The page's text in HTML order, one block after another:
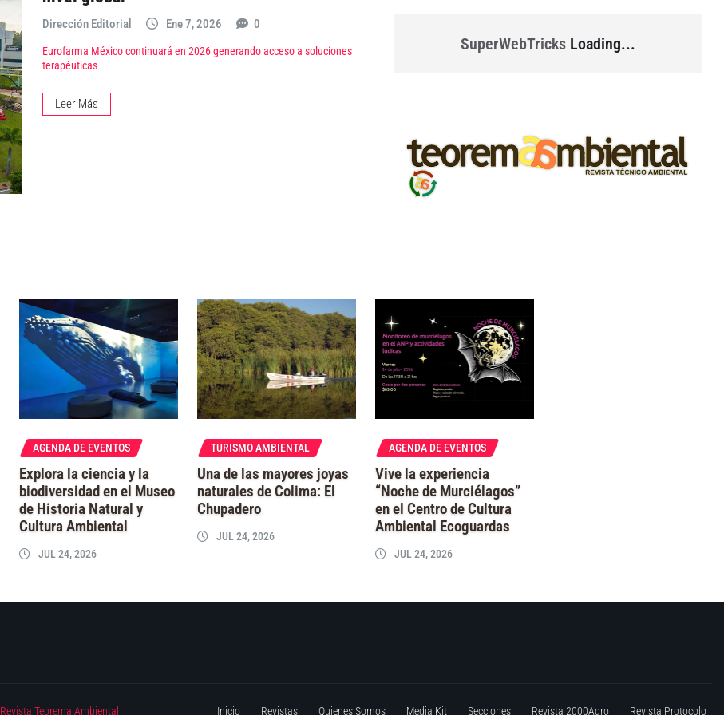
Dirección Editorial Ene 7, 2026 0
Eurofarma México continuará en 2026 generando acceso a soluciones
terapéuticas
Leer Más
SuperWebTricksLoading...
AGENDA DE EVENTOS
Explora la ciencia y la
biodiversidad en el Museo
de Historia Natural y
Cultura Ambiental
JUL 24, 2026
TURISMO AMBIENTAL
Una de las mayores joyas
naturales de Colima: El
Chupadero
JUL 24, 2026
AGENDA DE EVENTOS
Vive la experiencia
“Noche de Murciélagos”
en el Centro de Cultura
Ambiental Ecoguardas
JUL 24, 2026
Revista Teorema Ambiental Inicio Revistas Quienes Somos Media Kit Secciones Revista 2000Agro Revista Protocolo